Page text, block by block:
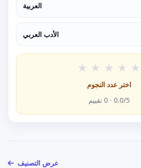
العربية
الأدب العربي
★ ★ ★ ★ ★
اختر عدد النجوم
0.0/5 ·
0 تقييم
عرض التصنيف